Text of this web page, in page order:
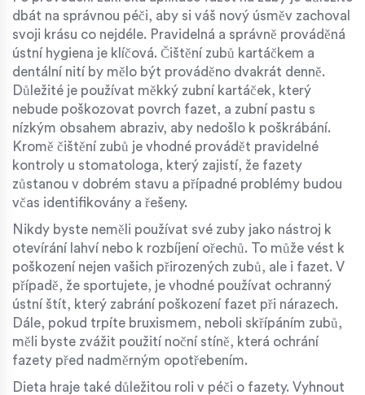
dbát na správnou péči, aby si váš nový úsměv zachoval
svoji krásu co nejdéle. Pravidelná a správně prováděná
ústní hygiena je klíčová. Čištění zubů kartáčkem a
dentální nití by mělo být prováděno dvakrát denně.
Důležité je používat měkký zubní kartáček, který
nebude poškozovat povrch fazet, a zubní pastu s
nízkým obsahem abraziv, aby nedošlo k poškrábání.
Kromě čištění zubů je vhodné provádět pravidelné
kontroly u stomatologa, který zajistí, že fazety
zůstanou v dobrém stavu a případné problémy budou
včas identifikovány a řešeny.
Nikdy byste neměli používat své zuby jako nástroj k
otevírání lahví nebo k rozbíjení ořechů. To může vést k
poškození nejen vašich přirozených zubů, ale i fazet. V
případě, že sportujete, je vhodné používat ochranný
ústní štít, který zabrání poškození fazet při nárazech.
Dále, pokud trpíte bruxismem, neboli skřípáním zubů,
měli byste zvážit použití noční stíně, která ochrání
fazety před nadměrným opotřebením.
Dieta hraje také důležitou roli v péči o fazety. Vyhnout